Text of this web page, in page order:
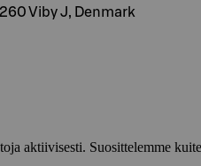
Viby J, Denmark
aktiivisesti. Suosittelemme